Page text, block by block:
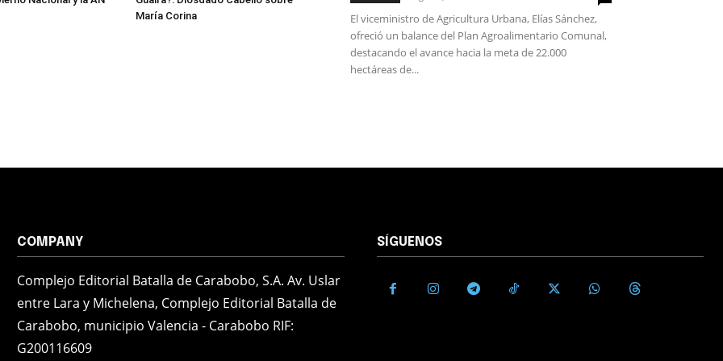
María Corina
El viceministro de Agricultura Urbana, Elías Sánchez,
ofreció un balance del Plan Agroalimentario Comunal,
destacando el avance hacia la meta de 22.000
hectáreas de...
COMPANY
Complejo Editorial Batalla de Carabobo, S.A. Av. Uslar
entre Lara y Michelena, Complejo Editorial Batalla de
Carabobo, municipio Valencia - Carabobo RIF:
G200116609
SÍGUENOS